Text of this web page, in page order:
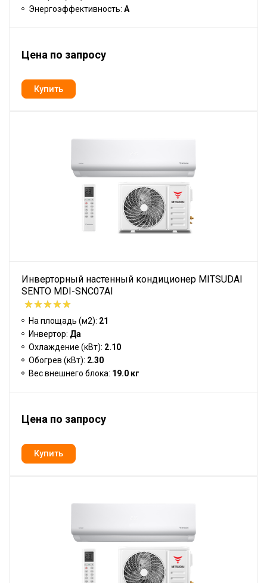
Энергоэффективность: A
Цена по запросу
Инверторный настенный кондиционер MITSUDAI
SENTO MDI-SNC07AI
На площадь (м2): 21
Инвертор: Да
Охлаждение (кВт): 2.10
Обогрев (кВт): 2.30
Вес внешнего блока: 19.0 кг
Цена по запросу